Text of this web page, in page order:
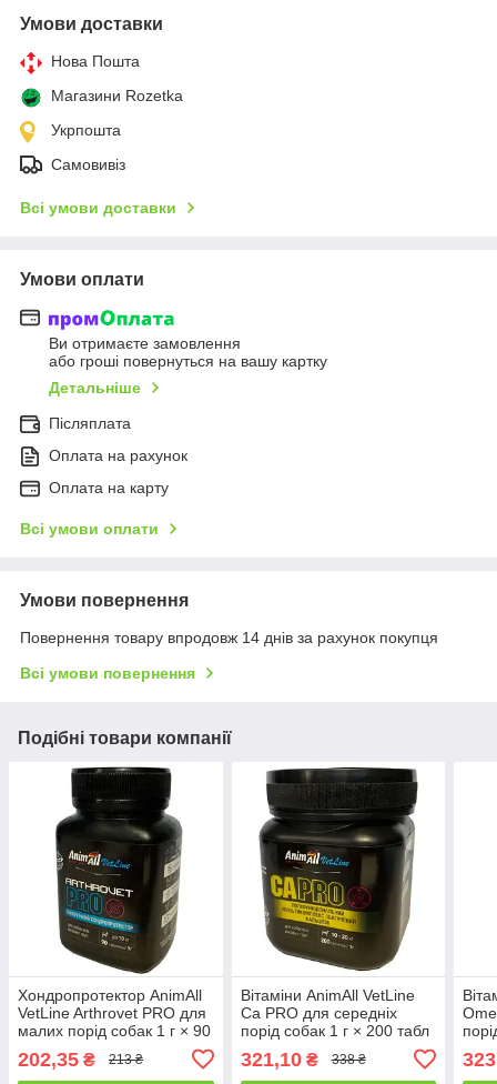
Умови доставки
Нова Пошта
Магазини Rozetka
Укрпошта
Самовивіз
Всі умови доставки
Умови оплати
Ви отримаєте замовлення
або гроші повернуться на вашу картку
Детальніше
Післяплата
Оплата на рахунок
Оплата на карту
Всі умови оплати
Умови повернення
Повернення товару впродовж 14 днів за рахунок покупця
Всі умови повернення
Подібні товари компанії
Хондропротектор AnimAll
VetLine Arthrovet PRO для
малих порід собак 1 г × 90
202,35 ₴ 213 ₴
Вітаміни AnimAll VetLine
Ca PRO для середніх
порід собак 1 г × 200 табл
321,10₴ 338 ₴ 323